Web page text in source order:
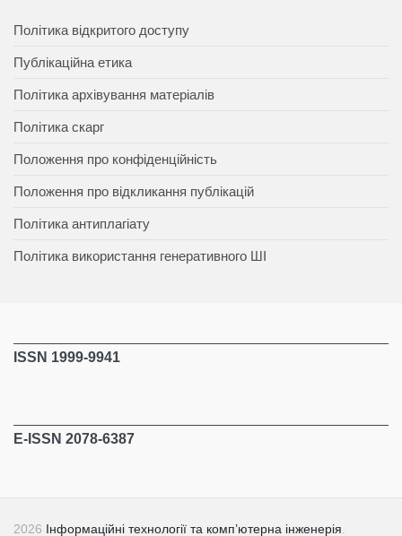
Політика відкритого доступу
Публікаційна етика
Політика архівування матеріалів
Політика скарг
Положення про конфіденційність
Положення про відкликання публікацій
Політика антиплагіату
Політика використання генеративного ШІ
ISSN 1999-9941
E-ISSN 2078-6387
2026 Інформаційні технології та комп’ютерна інженерія